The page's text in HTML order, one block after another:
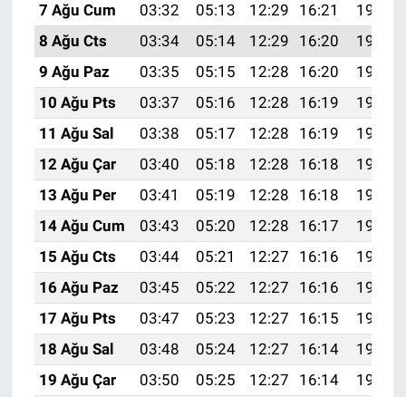
7 Ağu Cum
03:32 05:13 12:29 16:21
19:35
8 Ağu Cts
03:34 05:14 12:29 16:20
19:33
9 Ağu Paz
03:35 05:15 12:28 16:20
19:32
10 Ağu Pts
03:37 05:16 12:28 16:19
19:31
11 Ağu Sal
03:38 05:17 12:28 16:19
19:29
12 Ağu Çar
03:40 05:18 12:28 16:18
19:28
13 Ağu Per
03:41 05:19 12:28 16:18
19:27
14 Ağu Cum
03:43 05:20 12:28 16:17
19:26
15 Ağu Cts
03:44 05:21 12:27 16:16
19:24
16 Ağu Paz
03:45 05:22 12:27 16:16
19:23
17 Ağu Pts
03:47 05:23 12:27 16:15
19:21
18 Ağu Sal
03:48 05:24 12:27 16:14
19:20
19 Ağu Çar
03:50 05:25 12:27 16:14
19:18